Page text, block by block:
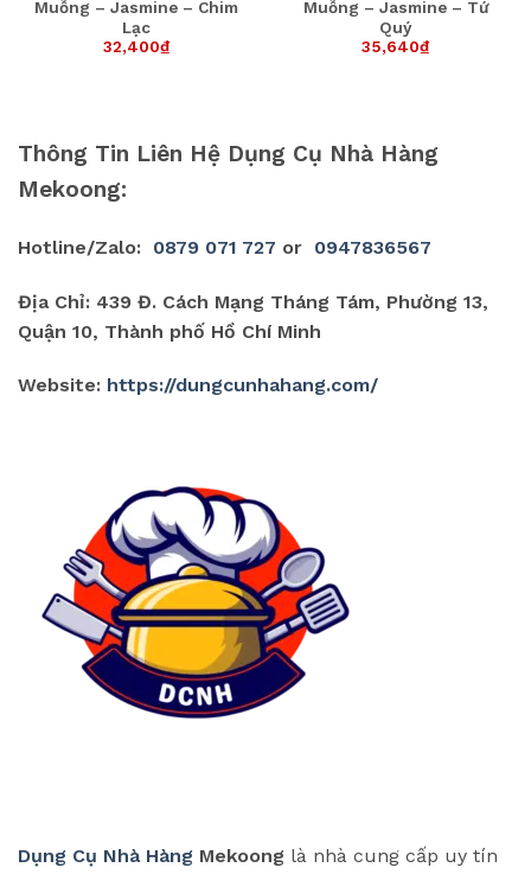
Muỗng – Jasmine – Chim
Lạc
32,400₫
Muỗng – Jasmine – Tứ
Quý
35,640₫
Thông Tin Liên Hệ Dụng Cụ Nhà Hàng
Mekoong:
Hotline/Zalo: 0879 071 727 or 0947836567
Địa Chỉ: 439 Đ. Cách Mạng Tháng Tám, Phường 13,
Quận 10, Thành phố Hồ Chí Minh
Website: https://dungcunhahang.com/
Dụng Cụ Nhà Hàng Mekoong là nhà cung cấp uy tín